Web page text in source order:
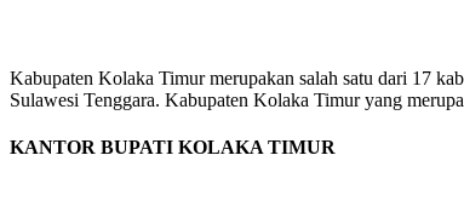
Kabupaten Kolaka Timur merupakan salah satu dari 17
Sulawesi Tenggara. Kabupaten Kolaka Timur yang
KANTOR BUPATI KOLAKA TIMUR